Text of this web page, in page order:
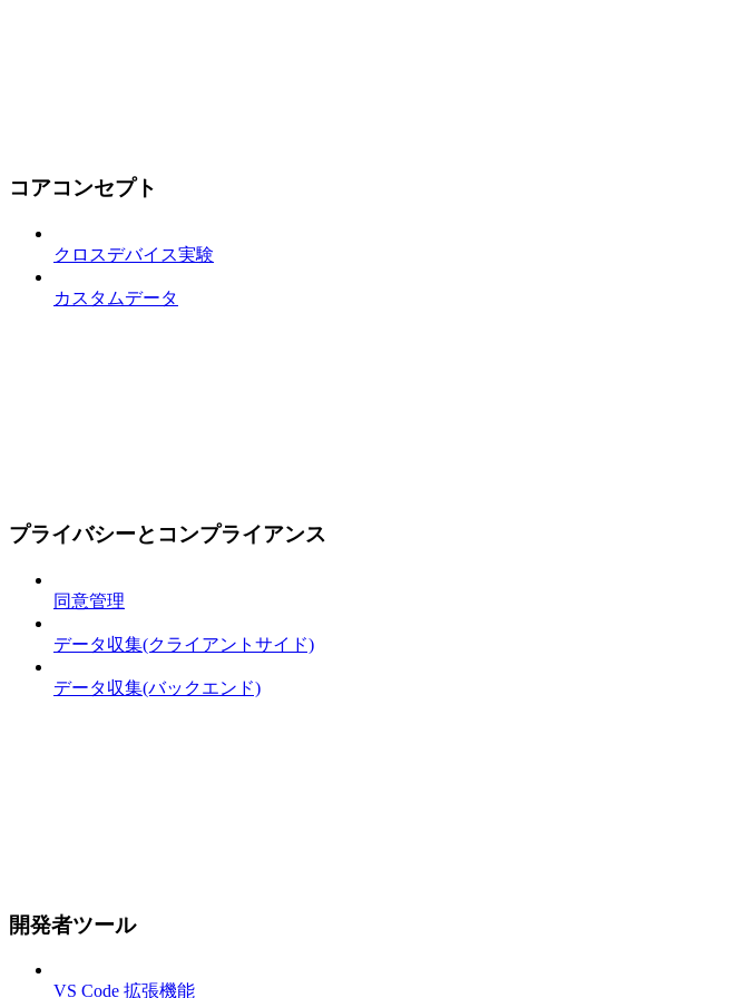
コアコンセプト
クロスデバイス実験
カスタムデータ
プライバシーとコンプライアンス
同意管理
データ収集(クライアントサイド)
データ収集(バックエンド)
開発者ツール
VS Code 拡張機能